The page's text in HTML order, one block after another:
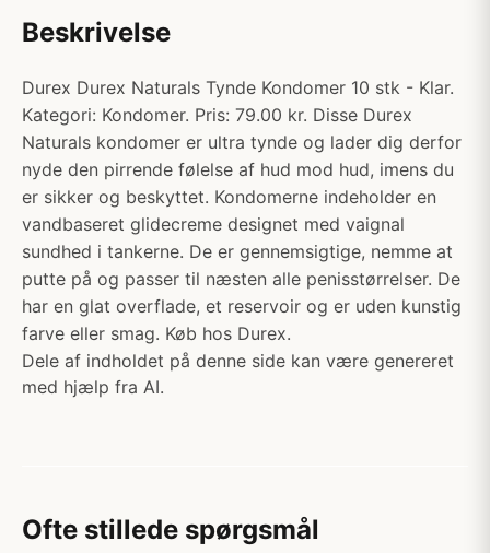
Beskrivelse
Durex Durex Naturals Tynde Kondomer 10 stk - Klar.
Kategori: Kondomer. Pris: 79.00 kr. Disse Durex
Naturals kondomer er ultra tynde og lader dig derfor
nyde den pirrende følelse af hud mod hud, imens du
er sikker og beskyttet. Kondomerne indeholder en
vandbaseret glidecreme designet med vaignal
sundhed i tankerne. De er gennemsigtige, nemme at
putte på og passer til næsten alle penisstørrelser. De
har en glat overflade, et reservoir og er uden kunstig
farve eller smag. Køb hos Durex.
Dele af indholdet på denne side kan være genereret
med hjælp fra AI.
Ofte stillede spørgsmål